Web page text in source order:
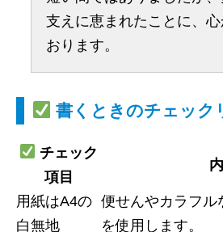
支えに恵まれたことに、
おります。
書くときのチェック
チェック
項目
用紙はA4の
白無地
便せんやカラフル
を使用します。